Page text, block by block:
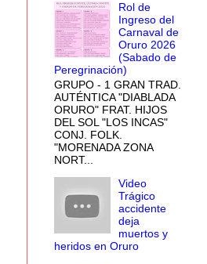
Rol de
Ingreso del
Carnaval de
Oruro 2026
(Sabado de
Peregrinación)
GRUPO - 1 GRAN TRAD.
AUTÉNTICA "DIABLADA
ORURO" FRAT. HIJOS
DEL SOL "LOS INCAS"
CONJ. FOLK.
"MORENADA ZONA
NORT...
Video
Trágico
accidente
deja
muertos y
heridos en Oruro